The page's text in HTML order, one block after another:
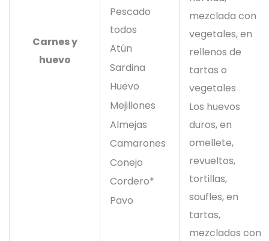
Carnes y
huevo
Pescado
todos
Atún
Sardina
Huevo
Mejillones
Almejas
Camarones
Conejo
Cordero*
Pavo
mezclada con
vegetales, en
rellenos de
tartas o
vegetales
Los huevos
duros, en
omellete,
revueltos,
tortillas,
soufles, en
tartas,
mezclados con